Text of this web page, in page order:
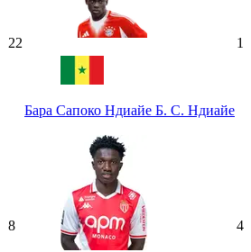
22
Бара Сапоко Ндиайе Б. С. Ндиайе
1
8 4